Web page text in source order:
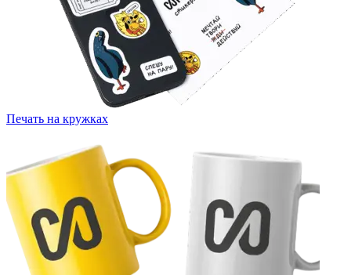
Печать на кружках